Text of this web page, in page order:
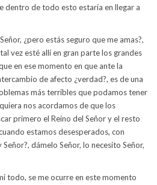
dentro de todo esto estaría en llegar a
¿pero estás seguro que me amas?,
vez esté allí en gran parte los grandes
en ese momento en que ante la
de afecto ¿verdad?, es de una
más terribles que podamos tener
nos acordamos de que los
primero el Reino del Señor y el resto
estamos desesperados, con
dámelo Señor, lo necesito Señor,
todo, se me ocurre en este momento